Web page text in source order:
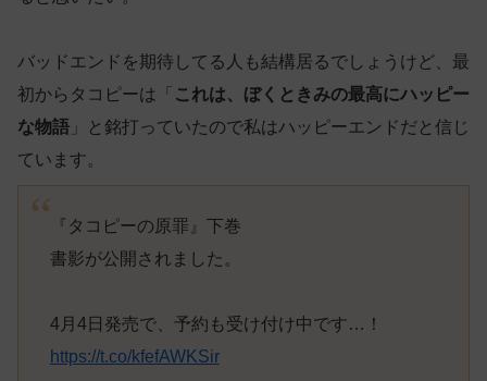
バッドエンドを期待してる人も結構居るでしょうけど、最
初からタコピーは「 これは、ぼくときみの最高にハッピー
な物語 」と銘打っていたので私はハッピーエンドだと信じ
ています。
『タコピーの原罪』下巻
書影が公開されました。
4月4日発売で、予約も受け付け中です…！
https://t.co/kfefAWKSir